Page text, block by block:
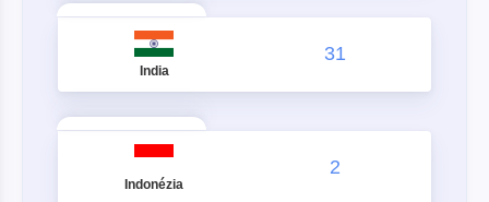
India
31
Indonézia
2